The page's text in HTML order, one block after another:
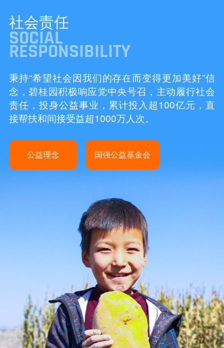
社会责任
SOCIAL
RESPONSIBILITY
秉持“希望社会因我们的存在而变得更加美好”信
念，碧桂园积极响应党中央号召，主动履行社会
责任，投身公益事业，累计投入超100亿元，直
接帮扶和间接受益超1000万人次。
公益理念 国强公益基金会